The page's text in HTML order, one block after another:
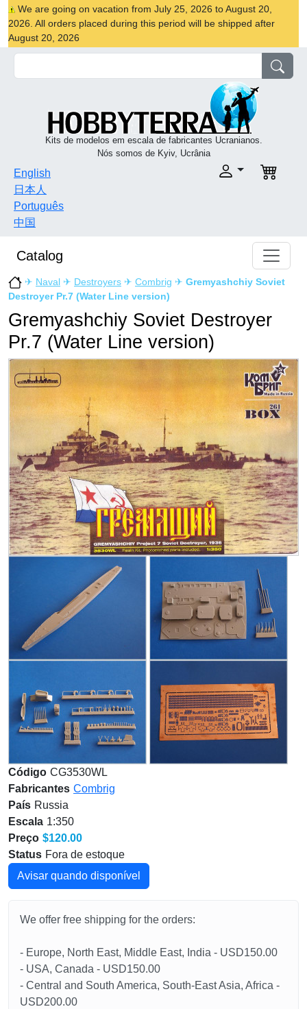
We are going on vacation from July 25, 2026 to August 20,
2026. All orders placed during this period will be shipped after
August 20, 2026
Kits de modelos em escala de fabricantes Ucranianos.
Nós somos de Kyiv, Ucrânia
English
日本人
Português
中国
Catalog
✈ Naval ✈ Destroyers ✈ Combrig ✈ Gremyashchiy Soviet
Destroyer Pr.7 (Water Line version)
Gremyashchiy Soviet Destroyer
Pr.7 (Water Line version)
Código CG3530WL
Fabricantes Combrig
País Russia
Escala 1:350
Preço $120.00
Status Fora de estoque
Avisar quando disponível
We offer free shipping for the orders:
- Europe, North East, Middle East, India - USD150.00
- USA, Canada - USD150.00
- Central and South America, South-East Asia, Africa -
USD200.00